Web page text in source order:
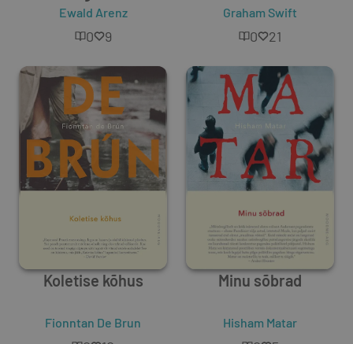
Ewald Arenz
0 9
Graham Swift
0 21
Koletise kõhus
Fionntan De Brun
Minu sõbrad
Hisham Matar